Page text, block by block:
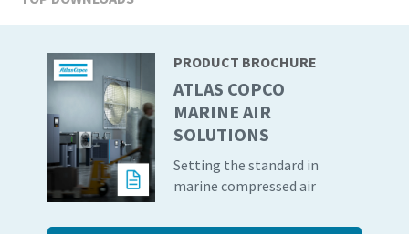
PRODUCT BROCHURE
ATLAS COPCO
MARINE AIR
SOLUTIONS
Setting the standard in
marine compressed air